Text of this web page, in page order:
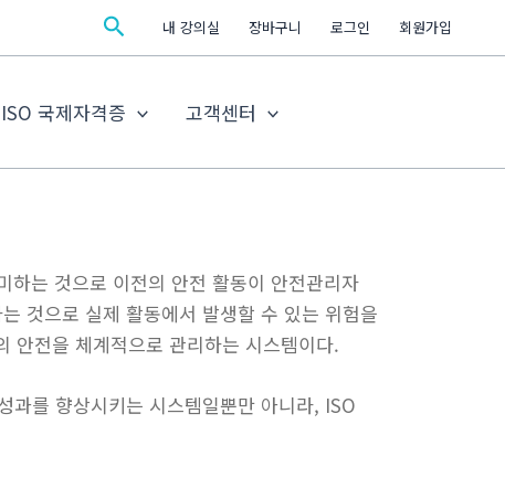
검
색
내 강의실 장바구니 로그인 회원가입
ISO 국제자격증 고객센터
는 것으로 이전의 안전 활동이 안전관리자
것으로 실제 활동에서 발생할 수 있는 위험을
안전을 체계적으로 관리하는 시스템이다.
과를 향상시키는 시스템일뿐만 아니라, ISO